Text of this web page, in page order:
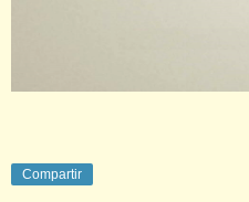
Compartir